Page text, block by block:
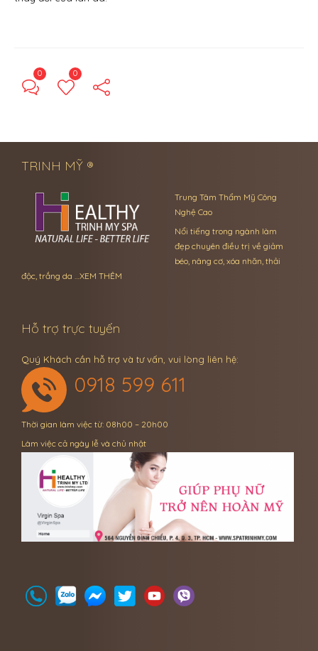
0 0
TRINH MỸ ®
Trung Tâm Thẩm Mỹ Công
Nghệ Cao
Nổi tiếng trong ngành làm
đẹp chuyên điều trị về giảm
béo, nâng cơ, xóa nhăn, thải
độc, trắng da …XEM THÊM
Hỗ trợ trực tuyến
Quý Khách cần hỗ trợ và tư vấn, vui lòng liên hệ:
0918 599 611
Thời gian làm việc từ: 08h00 – 20h00
Làm việc cả ngày lễ và chủ nhật